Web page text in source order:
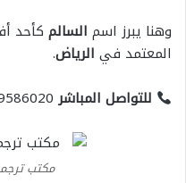
وهنا يبرز اسم السالم كأحد
المعتمد في الرياض.
للتواصل المباشر0509586020
مكتب